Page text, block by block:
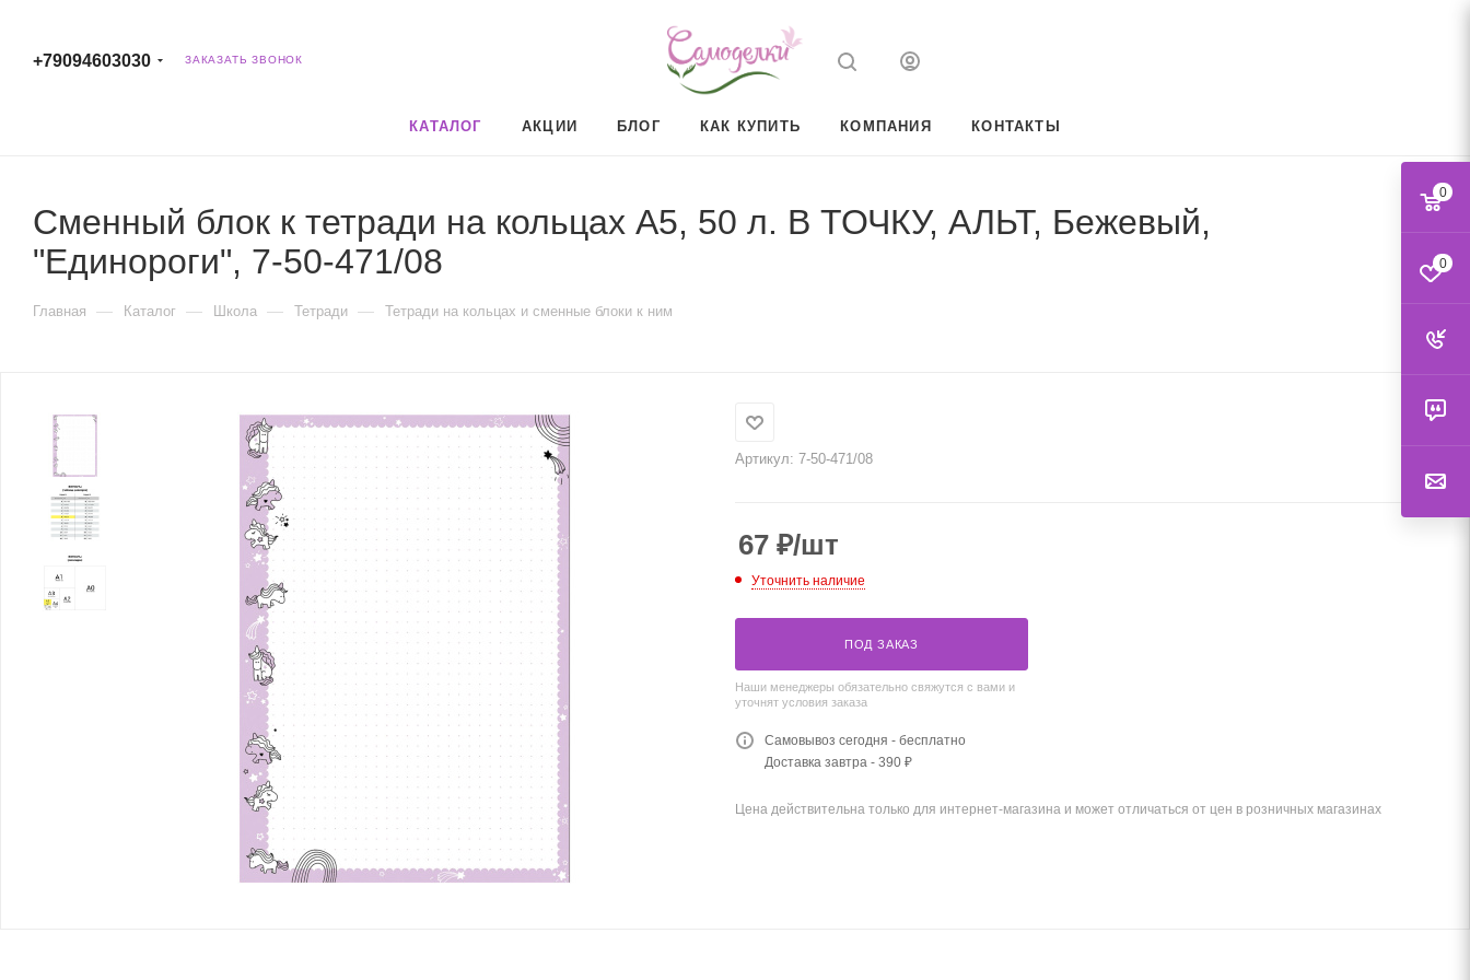
+79094603030 ЗАКАЗАТЬ ЗВОНОК
КАТАЛОГ АКЦИИ БЛОГ КАК КУПИТЬ КОМПАНИЯ КОНТАКТЫ
Сменный блок к тетради на кольцах А5, 50 л. В ТОЧКУ, АЛЬТ, Бежевый,
"Единороги", 7-50-471/08
Главная — Каталог — Школа — Тетради — Тетради на кольцах и сменные блоки к ним
Артикул: 7-50-471/08
67 ₽/шт
Уточнить наличие
ПОД ЗАКАЗ
Наши менеджеры обязательно свяжутся с вами и
уточнят условия заказа
Самовывоз сегодня - бесплатно
Доставка завтра - 390 ₽
Цена действительна только для интернет-магазина и может отличаться от цен в розничных магазинах
0
0